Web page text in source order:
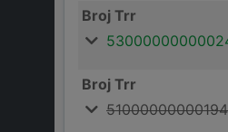
Broj Trr
Broj Trr